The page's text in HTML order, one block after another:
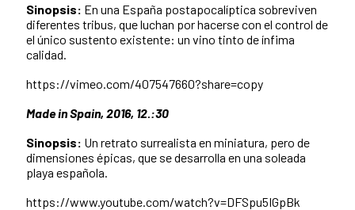
Sinopsis: En una España postapocalíptica sobreviven
diferentes tribus, que luchan por hacerse con el control de
el único sustento existente: un vino tinto de ínfima
calidad.
https://vimeo.com/407547660?share=copy
Made in Spain, 2016, 12.:30
Sinopsis: Un retrato surrealista en miniatura, pero de
dimensiones épicas, que se desarrolla en una soleada
playa española.
https://www.youtube.com/watch?v=DFSpu5IGpBk